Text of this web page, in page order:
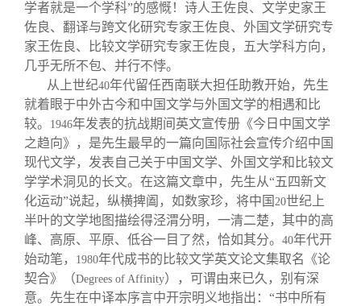
学者就是一个学科”的感慨！诗人王佐良、文学史家王
佐良、翻译与跨文化研究专家王佐良、外国文学研究专
家王佐良、比较文学研究专家王佐良，五大学科方向，
几乎无所不包、并行不悖。
从上世纪40年代留任西南联大担任助教开始，先生
就着眼于中外古今和中国文学与外国文学的相遇和比
较。
1946年发表的抗战期间英文宣传册《今日中国文学
之趋向》，是先生最早的一篇向国际社会宣传介绍中国
现代文学，发表自己关于中国文学、外国文学和比较文
学学术洞见的长文。在这篇文章中，先生从“五四新文
化运动”说起，纵横捭阖，如数家珍，将中国 20世纪上
半叶的文学地图描绘得泾渭分明，一清二楚，其中的高
峰、高原、平原、低谷一目了然，恰如其分。 40年代开
始动笔，
1980年代成书的比较文学英文论文集取名《论
契合》（Degrees of Affinity），可谓由来已久，别有深
意。先生在中译本序言中开宗明义地指出：“书中所有